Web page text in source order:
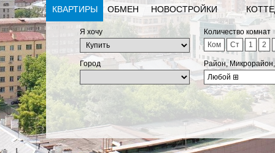
КВАРТИРЫ ОБМЕН НОВОСТРОЙКИ
Я хочу
Количество комнат
Ком
Ст 1 2
Город
Район,
Любой ⊞